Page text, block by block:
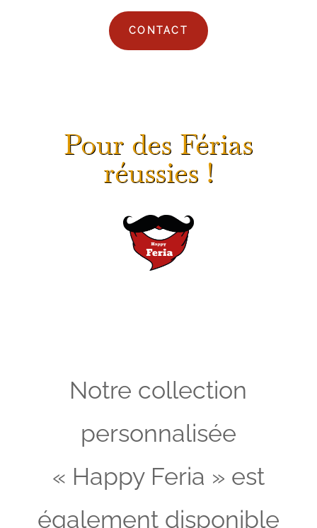
CONTACT
Pour des Férias
réussies !
Notre collection
personnalisée
« Happy Feria » est
également disponible